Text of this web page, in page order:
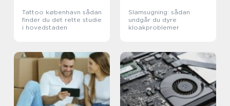
Tattoo københavn sådan
finder du det rette studie
i hovedstaden
Slamsugning: sådan
undgår du dyre
kloakproblemer